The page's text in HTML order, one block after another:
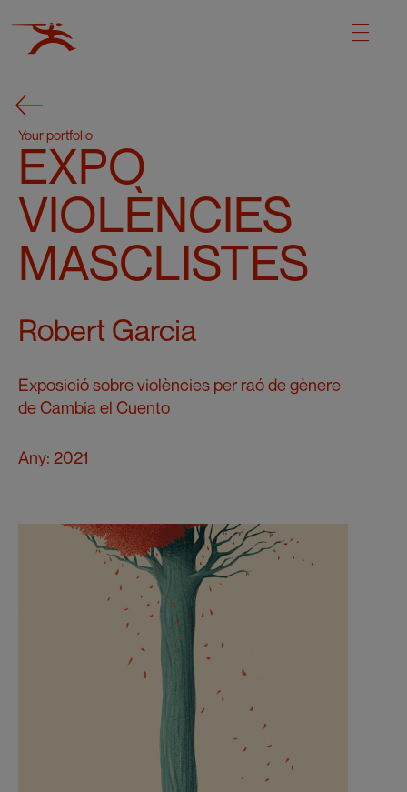
Your portfolio
EXPO
VIOLÈNCIES
MASCLISTES
Robert Garcia
Exposició sobre violències per raó de gènere
deCambia el Cuento
Any: 2021